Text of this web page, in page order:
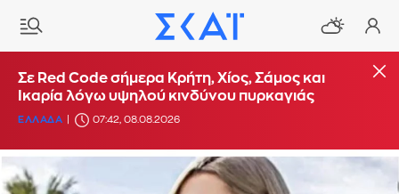
Σε Red Code σήμερα Κρήτη, Χίος, Σάμος και
Ικαρία λόγω υψηλού κινδύνου πυρκαγιάς
ΕΛΛΑΔΑ 07:42, 08.08.2026